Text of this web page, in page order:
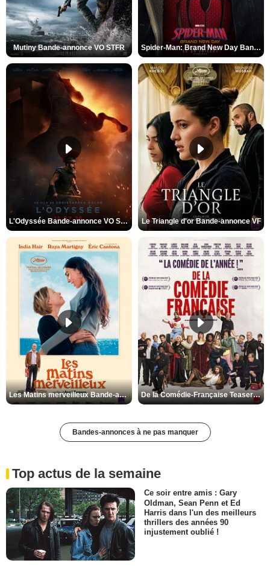
Mutiny Bande-annonce VO STFR Spider-Man: Brand New Day Bande-annonce VO STFR
L'Odyssée Bande-annonce VO STFR Le Triangle d'or Bande-annonce VF
Les Matins merveilleux Bande-annonce VF De la Comédie-Française Teaser VF
Bandes-annonces à ne pas manquer
Top actus de la semaine
Ce soir entre amis : Gary
Oldman, Sean Penn et Ed
Harris dans l'un des meilleurs
thrillers des années 90
injustement oublié !